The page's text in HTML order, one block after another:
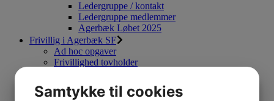
Ledergruppe / kontakt
Ledergruppe medlemmer
Agerbæk Løbet 2025
Frivillig i Agerbæk SF
Ad hoc opgaver
Frivillighed tovholder
Badminton
Præmiespil
Samtykke til cookies